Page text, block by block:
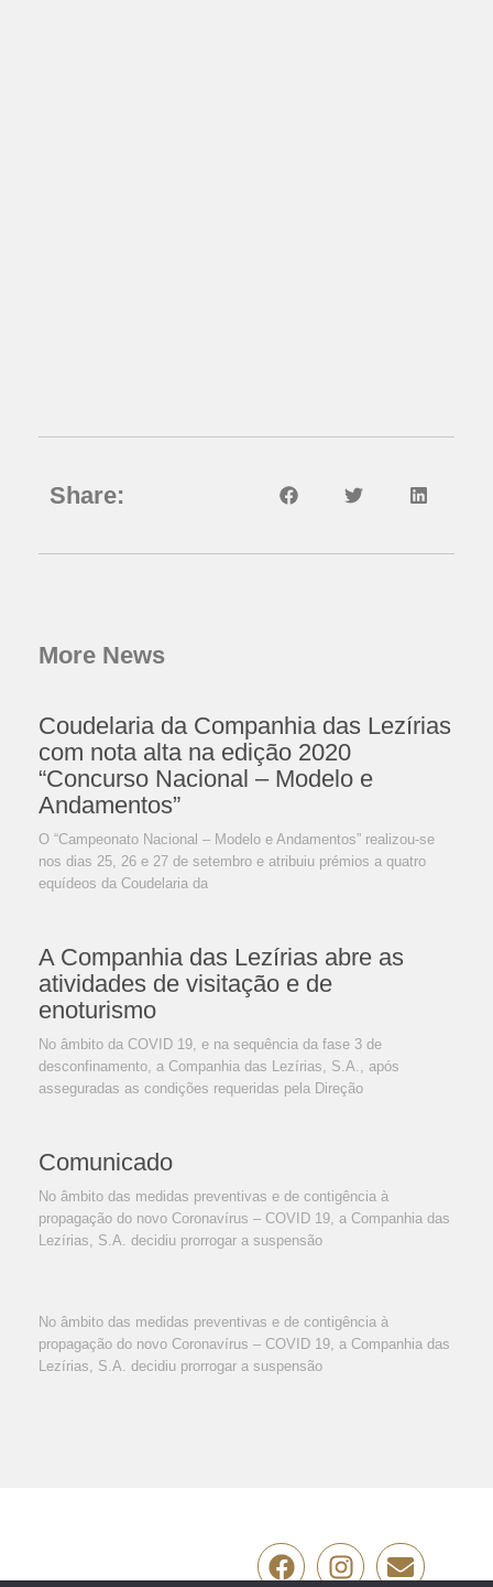
Share:
More News
Coudelaria da Companhia das Lezírias
com nota alta na edição 2020
“Concurso Nacional – Modelo e
Andamentos”
O “Campeonato Nacional – Modelo e Andamentos” realizou-se
nos dias 25, 26 e 27 de setembro e atribuiu prémios a quatro
equídeos da Coudelaria da
A Companhia das Lezírias abre as
atividades de visitação e de
enoturismo
No âmbito da COVID 19, e na sequência da fase 3 de
desconfinamento, a Companhia das Lezírias, S.A., após
asseguradas as condições requeridas pela Direção
Comunicado
No âmbito das medidas preventivas e de contigência à
propagação do novo Coronavírus – COVID 19, a Companhia das
Lezírias, S.A. decidiu prorrogar a suspensão
No âmbito das medidas preventivas e de contigência à
propagação do novo Coronavírus – COVID 19, a Companhia das
Lezírias, S.A. decidiu prorrogar a suspensão